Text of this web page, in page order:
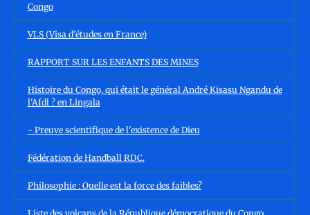
Congo
VLS (Visa d'études en France)
RAPPORT SUR LES ENFANTS DES MINES
Histoire du Congo, qui était le général André Kisasu Ngandu de
l'Afdl ? en Lingala
- Preuve scientifique de l'existence de Dieu
Fédération de Handball RDC.
Philosophie : Quelle est la force des faibles?